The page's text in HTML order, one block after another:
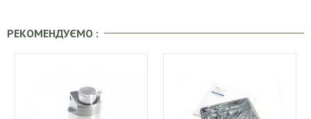
РЕКОМЕНДУЄМО :